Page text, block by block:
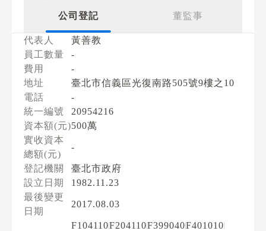
公司登記 董監事
代表人
黃善教
員工數量
-
費用
-
地址
臺北市信義區光復南路505號9樓之10
電話
-
統一編號
20954216
資本額(元)500萬
實收資本
總額(元)
-
登記機關
臺北市政府
設立日期
1982.11.23
最後變更
日期
2017.08.03
F104110F204110F399040F401010